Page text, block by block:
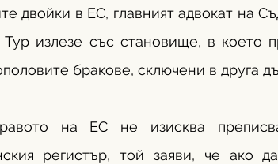
двойки в ЕС, главният адвокат на
излезе със становище, в което
бракове, сключени в друга
на ЕС не изисква
регистър, той заяви, че ако